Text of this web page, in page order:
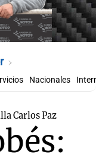
Nacionales
Carlos Paz